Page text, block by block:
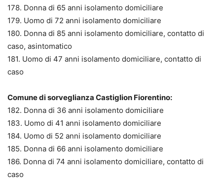
178. Donna di 65 anni isolamento domiciliare
179. Uomo di 72 anni isolamento domiciliare
180. Donna di 85 anni isolamento domiciliare, contatto di
caso, asintomatico
181. Uomo di 47 anni isolamento domiciliare, contatto di
caso
Comune di sorveglianza Castiglion Fiorentino:
182. Donna di 36 anni isolamento domiciliare
183. Uomo di 41 anni isolamento domiciliare
184. Uomo di 52 anni isolamento domiciliare
185. Donna di 66 anni isolamento domiciliare
186. Donna di 74 anni isolamento domiciliare, contatto di
caso